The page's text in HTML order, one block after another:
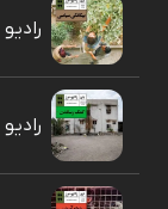
رادیو مرز ۸۸ -
رادیو مرز ۸۷ -